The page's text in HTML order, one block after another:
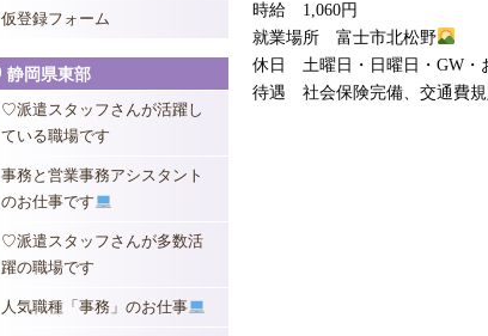
時給 1,060円
就業場所 富士市北松野
休日 土曜日・日曜日・GW・
待遇 社会保険完備、交通費
仮登録フォーム
静岡県東部
♡派遣スタッフさんが活躍し
ている職場です
事務と営業事務アシスタント
のお仕事です
♡派遣スタッフさんが多数活
躍の職場です
人気職種「事務」のお仕事